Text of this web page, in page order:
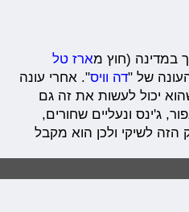
במדינה (חוץ מארז טל
של "דה וויס". אחרי עונה
יכול לעשות את זה גם
ג'ינס ונעליים שחורים,
לשיקי ולכן הוא מקבל